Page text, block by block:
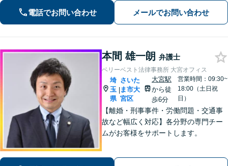
対応(法律相談は完全予約制)】各分野で
専門性の高い弁護士が寄り添い解決を
電話でお問い合わせ メールでお問い合わせ
本間 雄一朗 弁護士
ベリーベスト法律事務所 大宮オフィス
埼
玉
県
|
さいた
ま市大
宮区
大宮駅
から徒
歩6分
営業時間：09:30~
18:00（土日祝
日）
【離婚・刑事事件・労働問題・交通事
故など幅広く対応】各分野の専門チー
ムがお客様をサポートします。